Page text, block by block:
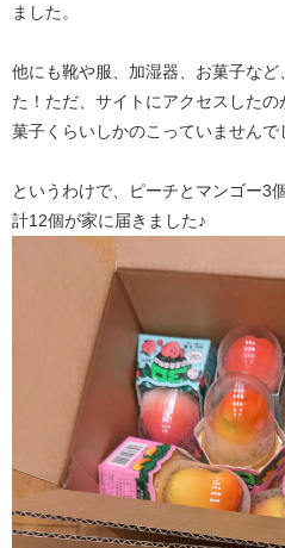
ました。
他にも靴や服、加湿器、お菓子な
た！ただ、サイトにアクセスした
菓子くらいしかのこっていませんで
というわけで、ピーチとマンゴー3
計12個が家に届きました♪